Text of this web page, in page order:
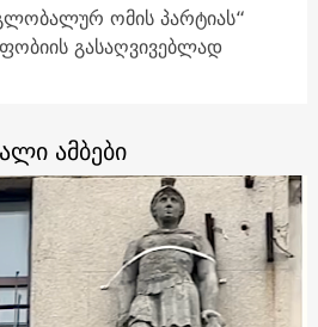
ომის პარტიას“
გასაღვივებლად
ამბები